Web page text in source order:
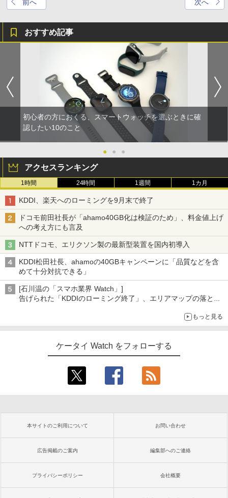
前へ 次へ
おすすめ記事
初心者の方におくる、スマートウォッチを選ぶときに確
認したい10のこと
● ● ●
アクセスランキング
1時間 24時間 1週間 1カ月
KDDI、楽天へのローミングを9月末で終了
ドコモ前田社長が「ahamo40GB化は検証のため」、料金値上げ
への考え方にも言及
NTTドコモ、エリクソン製の最新型装置を国内初導入
KDDI松田社長、ahamoの40GBキャンペーンに「品質などを含
めて十分対抗できる」
[石川温の「スマホ業界 Watch」]
告げられた「KDDIのローミング終了」、エリアマップの落とし
もっと見る
ケータイ Watch をフォローする
本サイトのご利用について お問い合わせ
広告掲載のご案内 編集部へのご連絡
プライバシーポリシー 会社概要